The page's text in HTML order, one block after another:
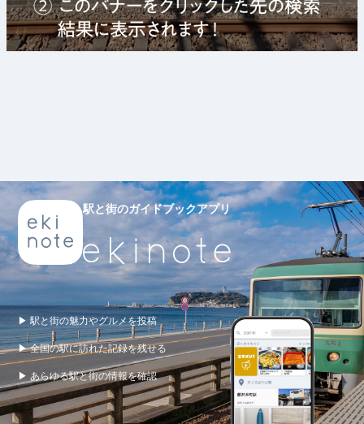
駅と街のガイドブックアプリ
▶ 駅と街の魅力やグルメを投稿
▶ 全国の駅に訪れた記録を残せる
▶ あらゆる駅と街の情報を確認